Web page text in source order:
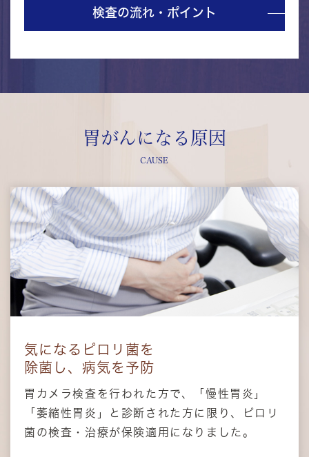
検査の流れ・ポイント
胃がんになる原因
CAUSE
気になるピロリ菌を
除菌し、病気を予防
胃カメラ検査を行われた方で、「慢性胃炎」
「萎縮性胃炎」と診断された方に限り、ピロリ
菌の検査・治療が保険適用になりました。